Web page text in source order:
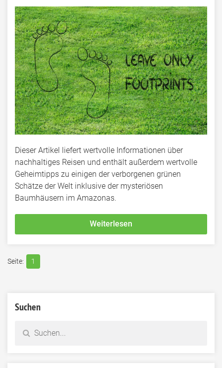
Dieser Artikel liefert wertvolle Informationen über
nachhaltiges Reisen und enthält außerdem wertvolle
Geheimtipps zu einigen der verborgenen grünen
Schätze der Welt inklusive der mysteriösen
Baumhäusern im Amazonas.
Weiterlesen
1
Suchen